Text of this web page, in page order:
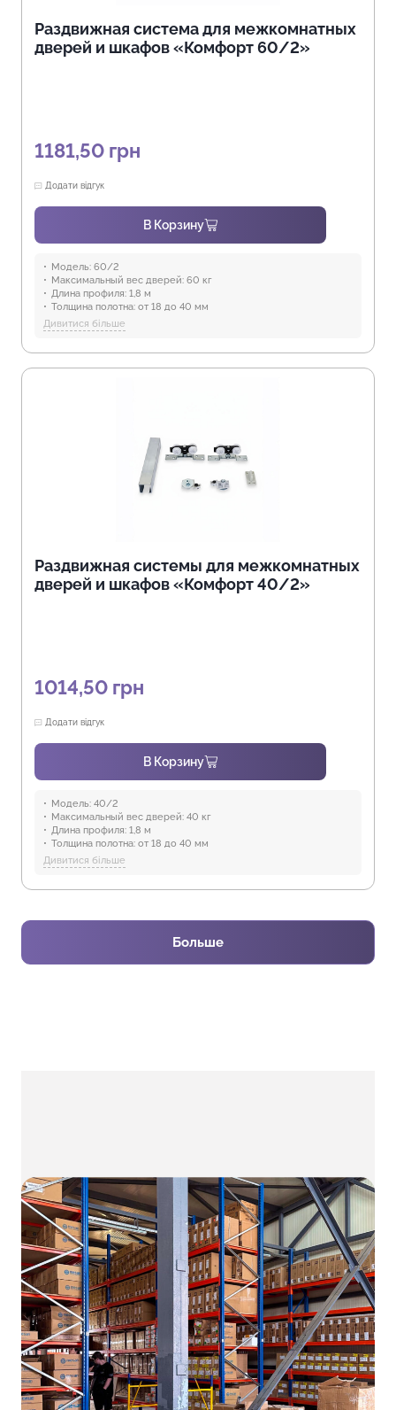
Раздвижная система для межкомнатных
дверей и шкафов «Комфорт 60/2»
1181,50 грн
Додати відгук
В Корзину
Модель: 60/2
Максимальный вес дверей: 60 кг
Длина профиля: 1,8 м
Толщина полотна: от 18 до 40 мм
Отрасли: Производство мебели
Предназначение:
Дивитися більше
Раздвижная системы для межкомнатных
дверей и шкафов «Комфорт 40/2»
1014,50 грн
Додати відгук
В Корзину
Модель: 40/2
Максимальный вес дверей: 40 кг
Длина профиля: 1,8 м
Толщина полотна: от 18 до 40 мм
Отрасли: Производство мебели
Предназначение:
Дивитися більше
Больше